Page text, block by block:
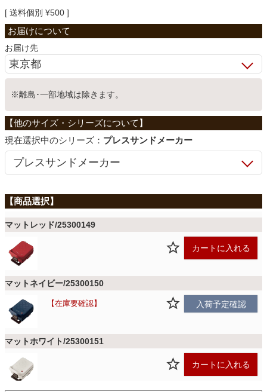
こたつ
ファブリック
送料個別 ¥500
お届け先
※離島･一部地域は除きます。
シリーズ： プレスサンドメーカー
マットレッド/25300149
カートに入れる
マットネイビー/25300150
在庫要確認 入荷予定確認
マットホワイト/25300151
カートに入れる